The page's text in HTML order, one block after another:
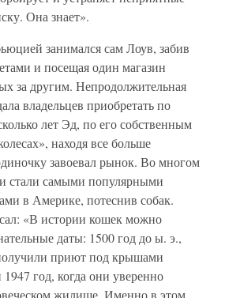
Она знает».
занимался сам Лоув, забив
и посещая один магазин
за другим. Непродолжительная
владельцев приобретать по
лет Эд, по его собственным
находя все больше
завоевал рынок. Во многом
стали самыми популярными
в Америке, потеснив собак.
«В истории кошек можно
даты: 1500 год до ы. э.,
приют под крышами
год, когда они уверенно
жилище. Именно в этом